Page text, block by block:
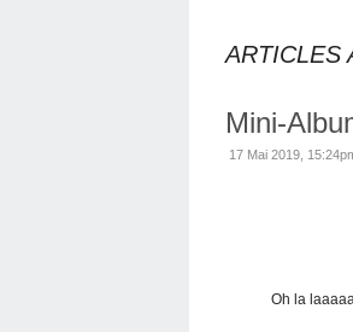
ARTICLES
Mini-
17 Mai 2019,
Oh la